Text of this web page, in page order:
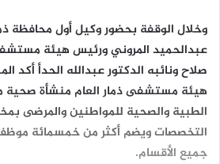
وخلال الوقفة بحضور وكيل أول محافظة
عبدالحميد المروني ورئيس هيئة
صلاح ونائبه الدكتور عبدالله الحدأ أكد
هيئة مستشفى ذمار العام منشأة صحية
الطبية والصحية للمواطنين والمرضى
التخصصات ويضم أكثر من خمسمائة
جميع الأقسام.